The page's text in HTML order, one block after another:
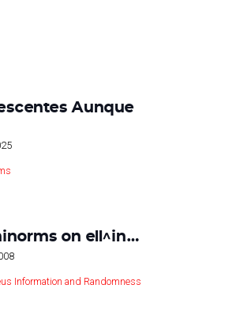
Aunque
on ell^in…
Information and Randomness